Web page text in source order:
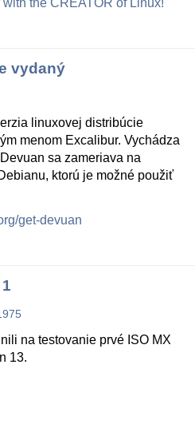
the CREATOR of Linux!
vydaný
linuxovej distribúcie
menom Excalibur. Vychádza
sa zameriava na
ktorú je možné použiť
get-devuan
na testovanie prvé ISO MX
13.